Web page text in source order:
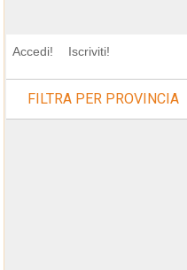
Accedi! Iscriviti!
FILTRA PER PROVINCIA